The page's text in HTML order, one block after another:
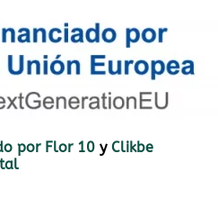
por Flor 10 y Clikbe